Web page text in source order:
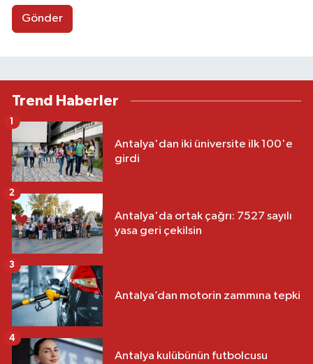
Gönder
Trend Haberler
Antalya'dan iki üniversite ilk 100'e
girdi
1
Antalya'da ortak çağrı: 7527 sayılı
yasa geri çekilsin
2
Antalya’dan motorin zammına tepki
3
Antalya kulübünün futbolcusu
4